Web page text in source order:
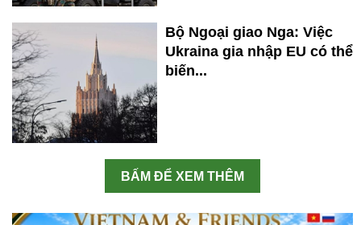
Bộ Ngoại giao Nga: Việc
Ukraina gia nhập EU có thể
biến...
BẤM ĐỂ XEM THÊM